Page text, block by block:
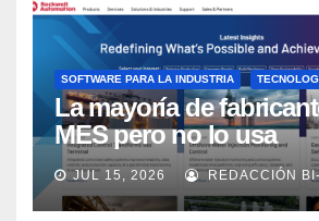
SOFTWARE PARA LA INDUSTRIA
La mayoría de
MES pero no lo usa
adecuadamente, según
Automation
JUL 15, 2026 REDACCIÓN